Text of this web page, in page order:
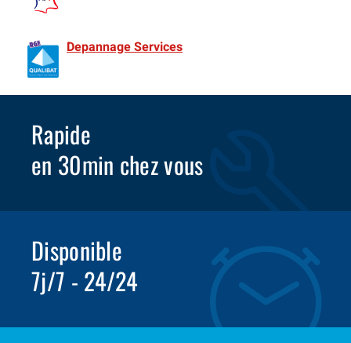
Depannage Services
Rapide
en 30min chez vous
Disponible
7j/7 - 24/24